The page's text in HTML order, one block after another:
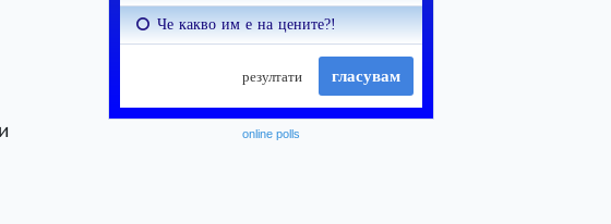
online polls